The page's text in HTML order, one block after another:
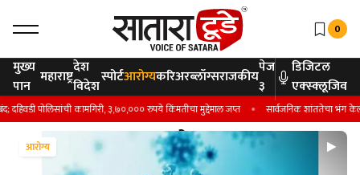
0
मुख्य
पान महाराष्ट्रदेश
विदेशस्पोर्टआरोग्यकरिअरब्लॉग्सराजकीयपेज
३
डिजिटल
एक्स्क्लूजिव
पोलिसांची कामगिरी, ३,७०,००० रुपये किंमतीचा मुद्देमाल जप्त सार्वजनिक शांततेचा भंग
आरोग्य
आरोग्य